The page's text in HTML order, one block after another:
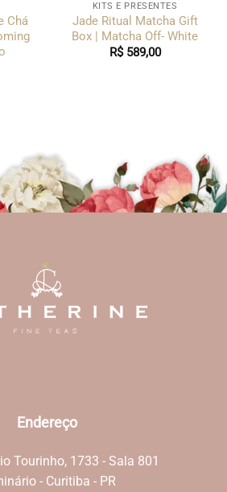
Chá
KITS E PRESENTES
Jade Ritual Matcha Gift
Box | Matcha Off- White
R$589,00
Endereço
Tourinho, 1733 - Sala 801
- Curitiba - PR